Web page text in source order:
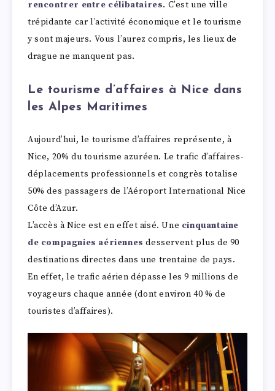
rencontrer entre célibataires. C’est une ville
trépidante car l’activité économique et le tourisme
y sont majeurs. Vous l’aurez compris, les lieux de
drague ne manquent pas.
Le tourisme d’affaires à Nice dans
les Alpes Maritimes
Aujourd’hui, le tourisme d’affaires représente, à
Nice, 20% du tourisme azuréen. Le trafic d’affaires-
déplacements professionnels et congrès totalise
50% des passagers de l’Aéroport International Nice
Côte d’Azur.
L’accès à Nice est en effet aisé. Une cinquantaine
de compagnies aériennes desservent plus de 90
destinations directes dans une trentaine de pays.
En effet, le trafic aérien dépasse les 9 millions de
voyageurs chaque année (dont environ 40 % de
touristes d’affaires).